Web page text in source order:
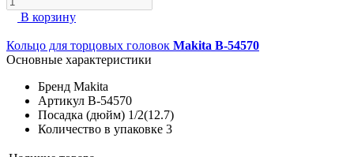
В корзину
Кольцо для торцовых головок Makita B-54570
Основные характеристики
Бренд Makita
Артикул B-54570
Посадка (дюйм) 1/2(12.7)
Количество в упаковке 3